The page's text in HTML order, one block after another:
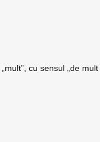
cu sensul „de